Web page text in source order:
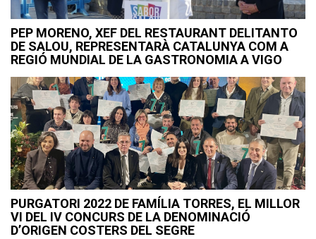
PEP MORENO, XEF DEL RESTAURANT DELITANTO
DE SALOU, REPRESENTARÀ CATALUNYA COM A
REGIÓ MUNDIAL DE LA GASTRONOMIA A VIGO
PURGATORI 2022 DE FAMÍLIA TORRES, EL MILLOR
VI DEL IV CONCURS DE LA DENOMINACIÓ
D’ORIGEN COSTERS DEL SEGRE